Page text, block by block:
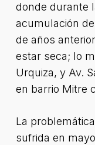
donde durante
acumulación
de años
estar seca; lo
Urquiza, y Av.
en barrio Mitre
La
sufrida en